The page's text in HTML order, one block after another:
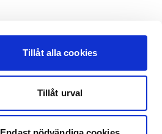
Tillåt alla cookies
Tillåt urval